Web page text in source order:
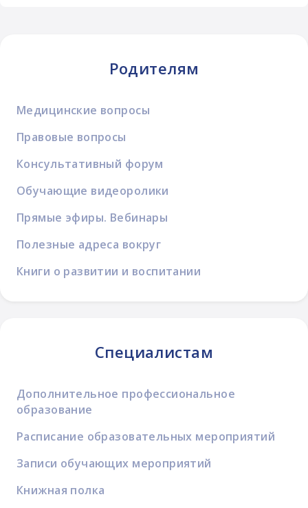
Родителям
Медицинские вопросы
Правовые вопросы
Консультативный форум
Обучающие видеоролики
Прямые эфиры. Вебинары
Полезные адреса вокруг
Книги о развитии и воспитании
Специалистам
Дополнительное профессиональное
образование
Расписание образовательных мероприятий
Записи обучающих мероприятий
Книжная полка